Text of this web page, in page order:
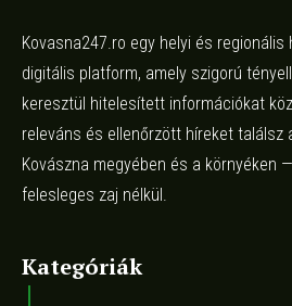
Kovasna247.ro egy helyi és regionális
digitális platform, amely szigorú
keresztül hitelesített információkat
releváns és ellenőrzött híreket találsz
Kovászna megyében és a környéken
felesleges zaj nélkül.
Kategóriák